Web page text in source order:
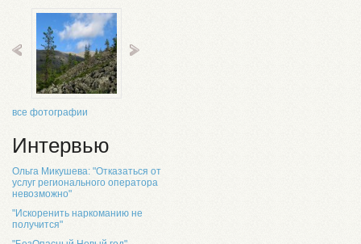
все фотографии
Интервью
Ольга Микушева: "Отказаться от
услуг регионального оператора
невозможно"
"Искоренить наркоманию не
получится"